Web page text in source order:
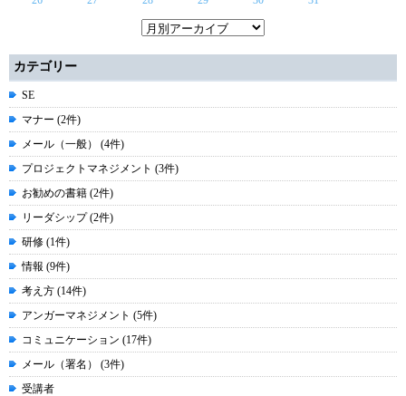
カテゴリー
SE
マナー (2件)
メール（一般） (4件)
プロジェクトマネジメント (3件)
お勧めの書籍 (2件)
リーダシップ (2件)
研修 (1件)
情報 (9件)
考え方 (14件)
アンガーマネジメント (5件)
コミュニケーション (17件)
メール（署名） (3件)
受講者